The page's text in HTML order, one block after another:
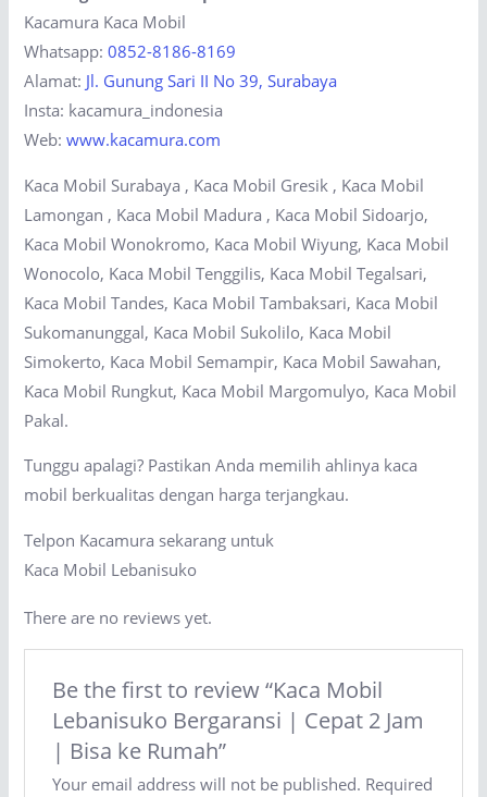
Kacamura Kaca Mobil
Whatsapp:0852-8186-8169
Alamat: Jl. Gunung Sari II No 39, Surabaya
Insta: kacamura_indonesia
Web:www.kacamura.com
Kaca Mobil Surabaya , Kaca Mobil Gresik , Kaca Mobil
Lamongan , Kaca Mobil Madura , Kaca Mobil Sidoarjo,
Kaca Mobil Wonokromo, Kaca Mobil Wiyung, Kaca Mobil
Wonocolo, Kaca Mobil Tenggilis, Kaca Mobil Tegalsari,
Kaca Mobil Tandes, Kaca Mobil Tambaksari, Kaca Mobil
Sukomanunggal, Kaca Mobil Sukolilo, Kaca Mobil
Simokerto, Kaca Mobil Semampir, Kaca Mobil Sawahan,
Kaca Mobil Rungkut, Kaca Mobil Margomulyo, Kaca Mobil
Pakal.
Tunggu apalagi? Pastikan Anda memilih ahlinya kaca
mobil berkualitas dengan harga terjangkau.
Telpon Kacamura sekarang untuk
Kaca Mobil Lebanisuko
There are no reviews yet.
Be the first to review “Kaca Mobil
Lebanisuko Bergaransi | Cepat 2 Jam
| Bisa ke Rumah”
Your email address will not be published. Required